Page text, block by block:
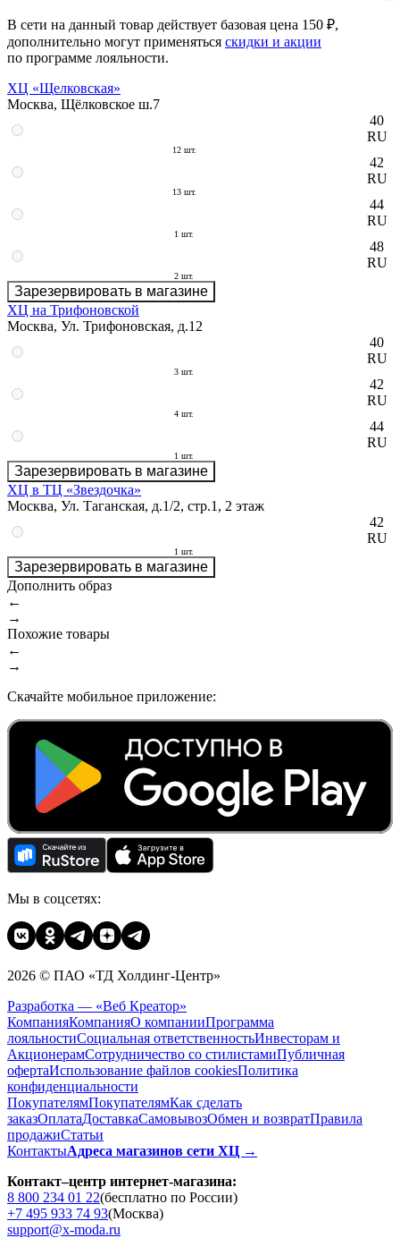
В сети на данный товар действует базовая цена 150 ₽,
дополнительно могут применяться скидки и акции
по программе лояльности.
ХЦ «Щелковская»
Москва, Щёлковское ш.7
40
RU
12 шт.
42
RU
13 шт.
44
RU
1 шт.
48
RU
2 шт.
Зарезервировать в магазине
ХЦ на Трифоновской
Москва, Ул. Трифоновская, д.12
40
RU
3 шт.
42
RU
4 шт.
44
RU
1 шт.
Зарезервировать в магазине
ХЦ в ТЦ «Звездочка»
Москва, Ул. Таганская, д.1/2, стр.1, 2 этаж
42
RU
1 шт.
Зарезервировать в магазине
Дополнить образ
←
→
Похожие товары
←
→
Скачайте мобильное приложение:
Мы в соцсетях:
2026 © ПАО «ТД Холдинг-Центр»
Разработка — «Веб Креатор»
КомпанияКомпанияО компанииПрограмма
лояльностиСоциальная ответственностьИнвесторам и
АкционерамСотрудничество со стилистамиПубличная
офертаИспользование файлов cookiesПолитика
конфиденциальности
ПокупателямПокупателямКак сделать
заказОплатаДоставкаCамовывозОбмен и возвратПравила
продажиСтатьи
КонтактыАдреса магазинов сети ХЦ →
Контакт–центр интернет-магазина:
8 800 234 01 22(бесплатно по России)
+7 495 933 74 93(Москва)
support@x-moda.ru